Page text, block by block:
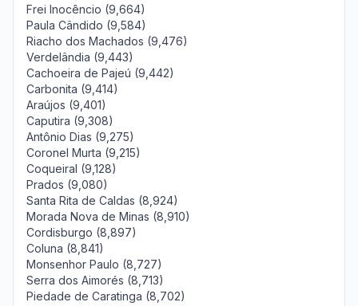
Frei Inocêncio (9,664)
Paula Cândido (9,584)
Riacho dos Machados (9,476)
Verdelândia (9,443)
Cachoeira de Pajeú (9,442)
Carbonita (9,414)
Araújos (9,401)
Caputira (9,308)
Antônio Dias (9,275)
Coronel Murta (9,215)
Coqueiral (9,128)
Prados (9,080)
Santa Rita de Caldas (8,924)
Morada Nova de Minas (8,910)
Cordisburgo (8,897)
Coluna (8,841)
Monsenhor Paulo (8,727)
Serra dos Aimorés (8,713)
Piedade de Caratinga (8,702)